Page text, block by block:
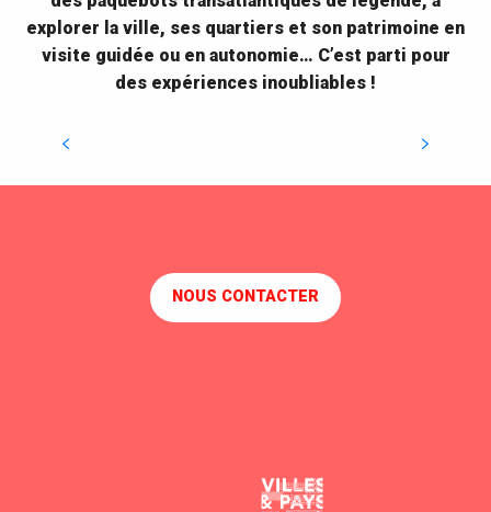
explorer la ville, ses quartiers et son patrimoine en
visite guidée ou en autonomie… C’est parti pour
des expériences inoubliables !
NOUS CONTACTER